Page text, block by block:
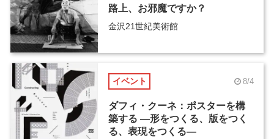
路上、お邪魔ですか？
金沢21世紀美術館
イベント 8/4
ダフィ・クーネ：ポスターを構
築する ―形をつくる、版をつく
る、表現をつくる―